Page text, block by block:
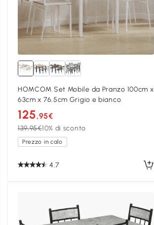
HOMCOM Set Mobile da Pranzo 100cm x
63cm x 76.5cm Grigio e bianco
125,95€
139,95€10% di sconto
Prezzo in calo
4.7